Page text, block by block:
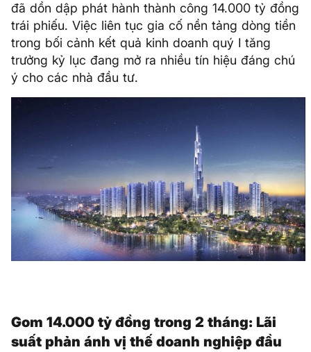
đã dồn dập phát hành thành công 14.000 tỷ đồng
trái phiếu. Việc liên tục gia cố nền tảng dòng tiền
trong bối cảnh kết quả kinh doanh quý I tăng
trưởng kỷ lục đang mở ra nhiều tín hiệu đáng chú
ý cho các nhà đầu tư.
Gom 14.000 tỷ đồng trong 2 tháng: Lãi
suất phản ánh vị thế doanh nghiệp đầu